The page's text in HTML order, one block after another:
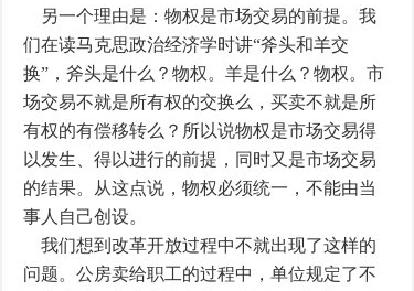
另一个理由是：物权是市场交易的前提。我
们在读马克思政治经济学时讲“斧头和羊交
换”，斧头是什么？物权。羊是什么？物权。市
场交易不就是所有权的交换么，买卖不就是所
有权的有偿移转么？所以说物权是市场交易得
以发生、得以进行的前提，同时又是市场交易
的结果。从这点说，物权必须统一，不能由当
事人自己创设。
我们想到改革开放过程中不就出现了这样的
问题。公房卖给职工的过程中，单位规定了不